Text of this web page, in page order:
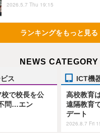
2026.5.7 Thu 19:15
ランキングをもっと見る
NEWS CATEGORY
ス
で校長を公
問…エン
ICT機
高校教育
遠隔教育
デート
2026.8.7 Fri